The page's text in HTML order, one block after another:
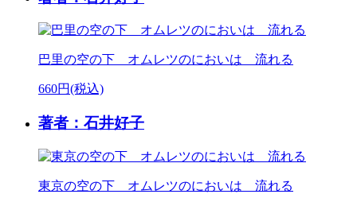
巴里の空の下 オムレツのにおいは 流れる
660円(税込)
著者：石井好子
東京の空の下 オムレツのにおいは 流れる